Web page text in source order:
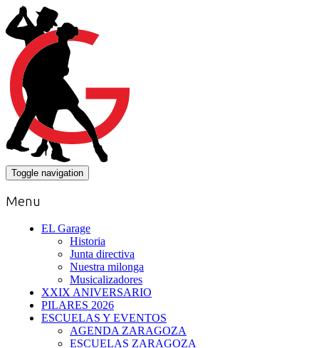
Toggle navigation
Menu
EL Garage
Historia
Junta directiva
Nuestra milonga
Musicalizadores
XXIX ANIVERSARIO
PILARES 2026
ESCUELAS Y EVENTOS
AGENDA ZARAGOZA
ESCUELAS ZARAGOZA